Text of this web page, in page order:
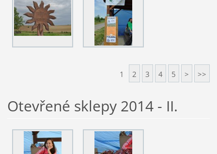
1 2 3 4 5 > >>
Otevřené sklepy 2014 - II.